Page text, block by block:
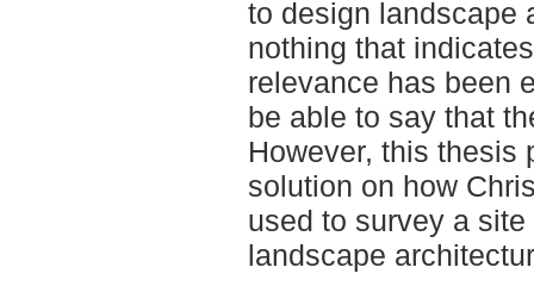
to design landscape
nothing that
relevance has been
be able to say that
However, this thesis
solution on how
used to survey a
landscape